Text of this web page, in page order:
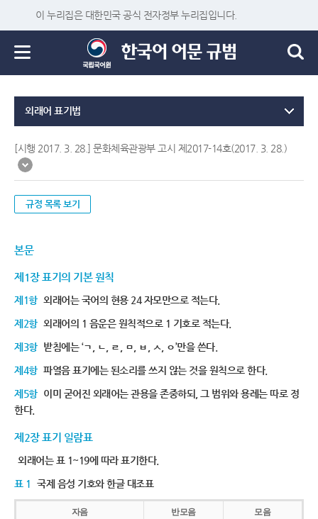
이 누리집은 대한민국 공식 전자정부 누리집입니다.
외래어 표기법
[시행 2017. 3. 28.] 문화체육관광부 고시 제2017-14호(2017. 3. 28.)
규정 목록 보기
본문
제1장 표기의 기본 원칙
제1항 외래어는 국어의 현용 24 자모만으로 적는다.
제2항 외래어의 1 음운은 원칙적으로 1 기호로 적는다.
제3항 받침에는 ‘ㄱ, ㄴ, ㄹ, ㅁ, ㅂ, ㅅ, ㅇ’만을 쓴다.
제4항 파열음 표기에는 된소리를 쓰지 않는 것을 원칙으로 한다.
제5항 이미 굳어진 외래어는 관용을 존중하되, 그 범위와 용례는 따로 정
한다.
제2장 표기 일람표
외래어는 표 1~19에 따라 표기한다.
표 1 국제 음성 기호와 한글 대조표
자음 반모음 모음